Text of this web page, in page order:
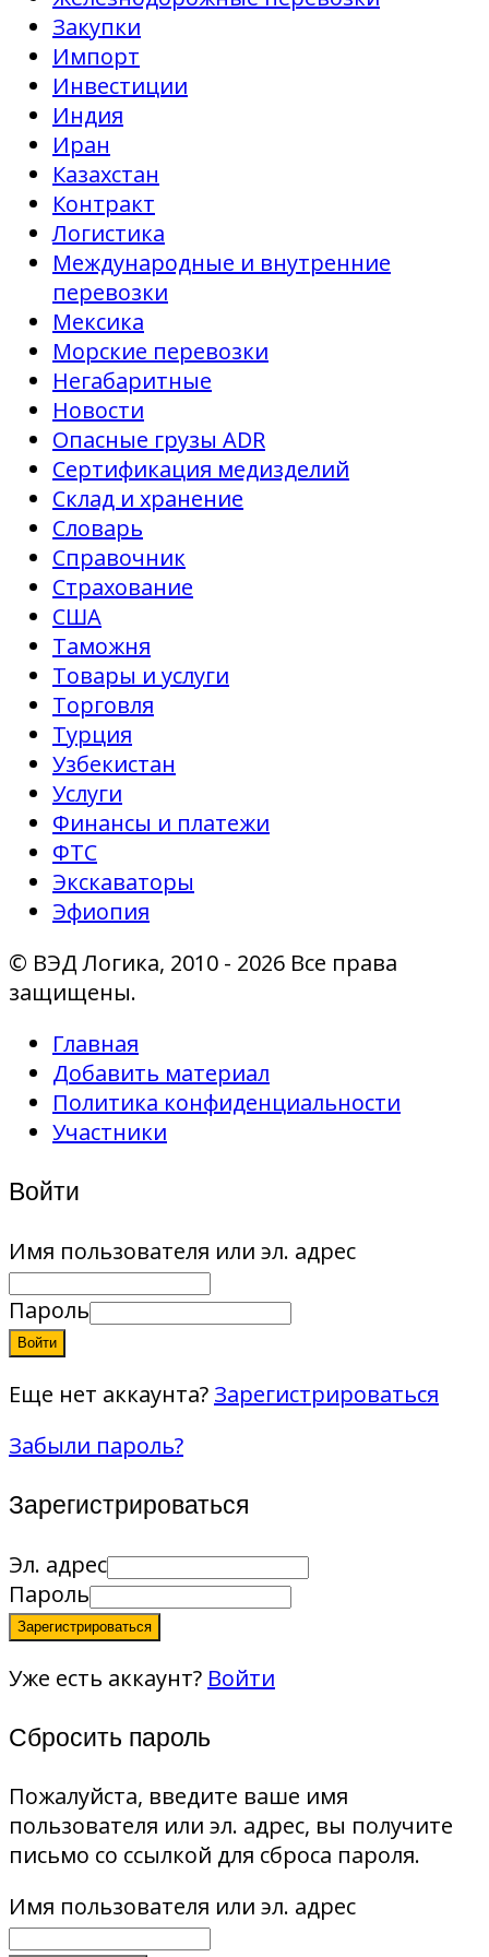
Закупки
Импорт
Инвестиции
Индия
Иран
Казахстан
Контракт
Логистика
Международные и внутренние
перевозки
Мексика
Морские перевозки
Негабаритные
Новости
Опасные грузы ADR
Сертификация медизделий
Склад и хранение
Словарь
Справочник
Страхование
США
Таможня
Товары и услуги
Торговля
Турция
Узбекистан
Услуги
Финансы и платежи
ФТС
Экскаваторы
Эфиопия
© ВЭД Логика, 2010 - 2026 Все права
защищены.
Главная
Добавить материал
Политика конфиденциальности
Участники
Войти
Имя пользователя или эл. адрес
Пароль
Войти
Еще нет аккаунта? Зарегистрироваться
Забыли пароль?
Зарегистрироваться
Эл. адрес
Пароль
Зарегистрироваться
Уже есть аккаунт? Войти
Сбросить пароль
Пожалуйста, введите ваше имя
пользователя или эл. адрес, вы получите
письмо со ссылкой для сброса пароля.
Имя пользователя или эл. адрес